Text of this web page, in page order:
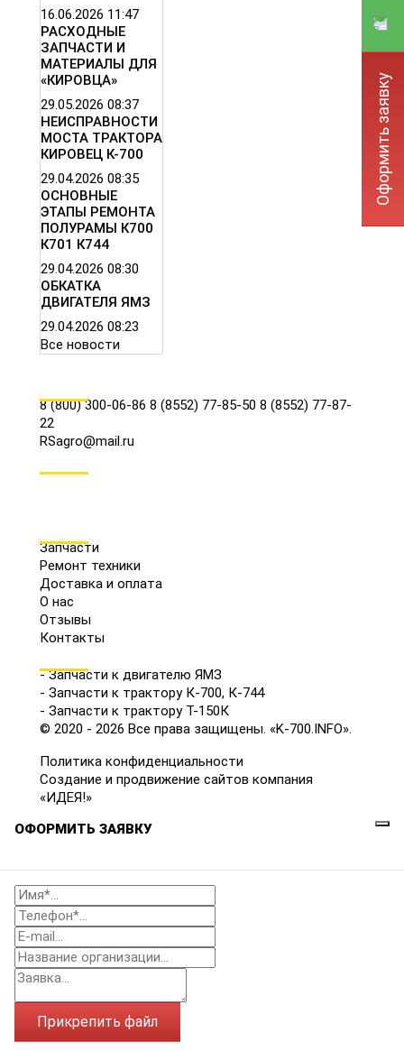
16.06.2026 11:47
РАСХОДНЫЕ
ЗАПЧАСТИ И
МАТЕРИАЛЫ ДЛЯ
«КИРОВЦА»
29.05.2026 08:37
НЕИСПРАВНОСТИ
МОСТА ТРАКТОРА
КИРОВЕЦ К-700
29.04.2026 08:35
ОСНОВНЫЕ
ЭТАПЫ РЕМОНТА
ПОЛУРАМЫ К700
К701 К744
29.04.2026 08:30
ОБКАТКА
ДВИГАТЕЛЯ ЯМЗ
29.04.2026 08:23
Все новости
8 (800) 300-06-86 8 (8552) 77-85-50 8 (8552) 77-87-
22
RSagro@mail.ru
Запчасти
Ремонт техники
Доставка и оплата
О нас
Отзывы
Контакты
- Запчасти к двигателю ЯМЗ
- Запчасти к трактору К-700, К-744
- Запчасти к трактору Т-150К
© 2020 - 2026 Все права защищены. «K-700.INFO».
Политика конфиденциальности
Создание и продвижение сайтов компания
«ИДЕЯ!»
Оформить заявку
ОФОРМИТЬ ЗАЯВКУ
Прикрепить файл